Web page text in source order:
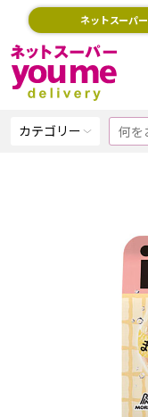
ネットスーパー
カテゴリー